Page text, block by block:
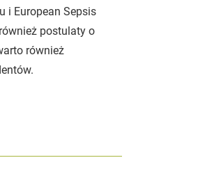
i European Sepsis
postulaty o
również